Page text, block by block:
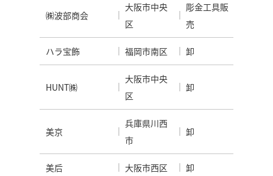
㈱波部商会
大阪市中央
区
彫金工具販
売
ハラ宝飾 福岡市南区 卸
HUNT㈱
大阪市中央
区
卸
美京
兵庫県川西
市
卸
美后 大阪市西区 卸